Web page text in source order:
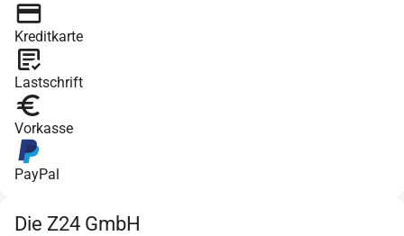
Kreditkarte
Lastschrift
Vorkasse
PayPal
Die Z24 GmbH